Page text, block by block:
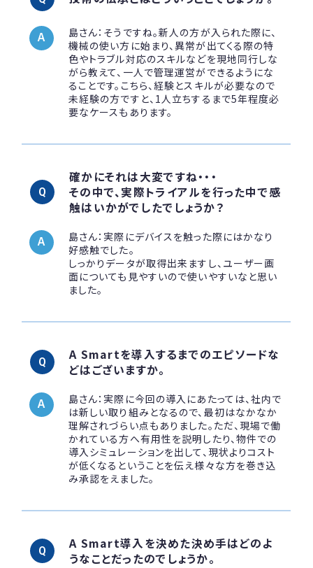
島さん：そうですね。新人の方が入られた際に、
機械の使い方に始まり、異常が出てくる際の特
色やトラブル対応のスキルなどを現地同行しな
がら教えて、一人で管理運営ができるようにな
ることです。こちら、経験とスキルが必要なので
未経験の方ですと、1人立ちするまで5年程度必
要なケースもあります。
確かにそれは大変ですね・・・
その中で、実際トライアルを行った中で感
触はいかがでしたでしょうか？
島さん：実際にデバイスを触った際にはかなり
好感触でした。
しっかりデータが取得出来ますし、ユーザー画
面についても見やすいので使いやすいなと思い
ました。
A Smartを導入するまでのエピソードな
どはございますか。
島さん：実際に今回の導入にあたっては、社内で
は新しい取り組みとなるので、最初はなかなか
理解されづらい点もありました。ただ、現場で働
かれている方へ有用性を説明したり、物件での
導入シミュレーションを出して、現状よりコスト
が低くなるということを伝え様々な方を巻き込
み承認をえました。
A Smart導入を決めた決め手はどのよ
うなことだったのでしょうか。